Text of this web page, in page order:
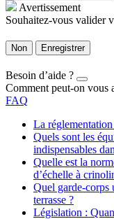
Avertissement
Souhaitez-vous valider
Non Enregistrer
Besoin d’aide ?
Comment peut-on vous
FAQ
La
Quels sont les
indispensables
Quelle est la
d’échelle à
Quel garde-corps
terrasse ?
Législation :